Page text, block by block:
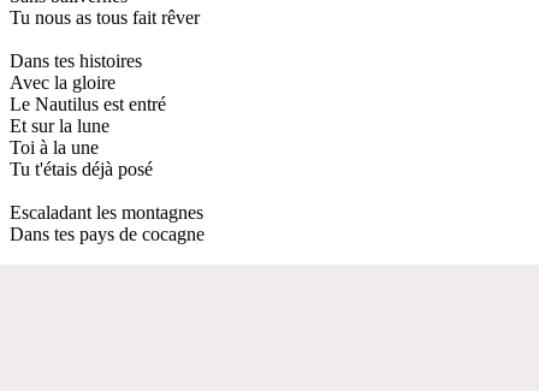
Tu nous as tous fait rêver
Dans tes histoires
Avec la gloire
Le Nautilus est entré
Et sur la lune
Toi à la une
Tu t'étais déjà posé
Escaladant les montagnes
Dans tes pays de cocagne